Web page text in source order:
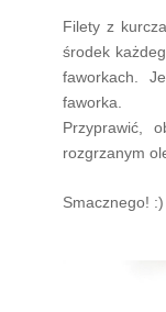
Filety z
środek
faworkach.
faworka.
Przyprawić,
rozgrzanym
Smacznego! :)